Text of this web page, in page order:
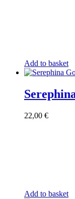
Add to basket
22,00 €
Add to basket